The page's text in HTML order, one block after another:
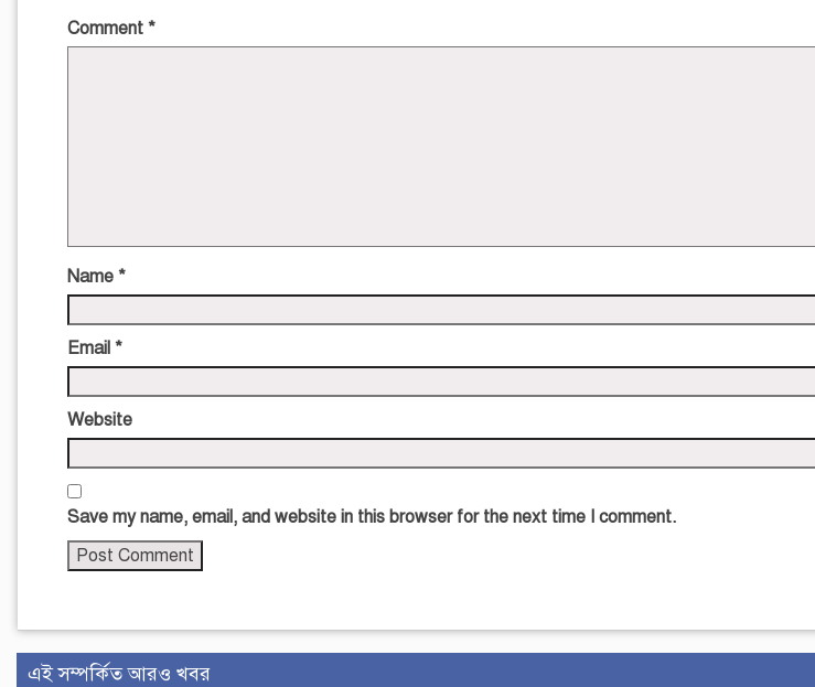
Comment *
Name *
Email *
Website
Save my name, email, and website in this browser for the next time I comment.
এই সম্পর্কিত আরও খবর